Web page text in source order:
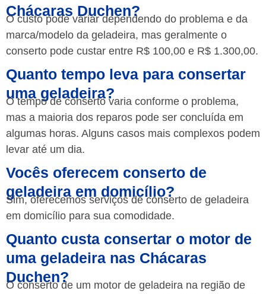
Chácaras Duchen?
O custo pode variar dependendo do problema e da
marca/modelo da geladeira, mas geralmente o
conserto pode custar entre R$ 100,00 e R$ 1.300,00.
Quanto tempo leva para consertar
uma geladeira?
O tempo de conserto varia conforme o problema,
mas a maioria dos reparos pode ser concluída em
algumas horas. Alguns casos mais complexos podem
levar até um dia.
Vocês oferecem conserto de
geladeira em domicílio?
Sim, oferecemos serviços de conserto de geladeira
em domicílio para sua comodidade.
Quanto custa consertar o motor de
uma geladeira nas Chácaras
Duchen?
O conserto de um motor de geladeira na região de